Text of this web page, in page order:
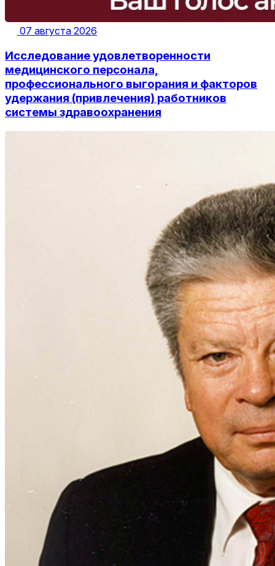
07 августа 2026
Исследование удовлетворенности
медицинского персонала,
профессионального выгорания и факторов
удержания (привлечения) работников
системы здравоохранения